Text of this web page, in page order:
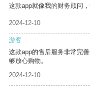
这款app就像我的财务顾问
2024-12-10
游客
这款app的售后服务非常完
够放心购物。
2024-12-10